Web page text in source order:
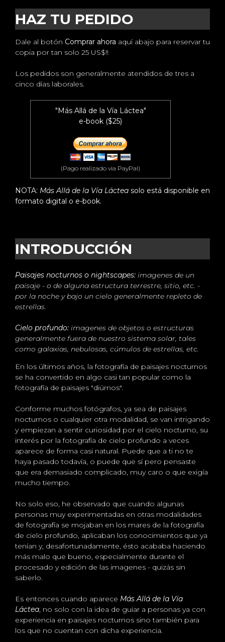
HAZ TU PEDIDO
Dale al botón Comprar ahora aquí abajo para reservar tu
copia por tan solo 25 US$!!
Los pedidos son generalmente atendidos de tres a
cinco días laborales.
"Más Allá de la Vía Láctea"
e-book ($25)
(Pago realizado via PayPal)
NOTA: Más Allá de la Vía Láctea solo está disponible en
formato digital o e-book.
INTRODUCCIÓN
Paisajes nocturnos o nightscapes: imagenes de un
paisaje - o de alguna estructura terrestre, sitio, etc. -
por la noche y bajo un cielo generalmente repleto de
estrellas.
Cielo profundo: imagenes de objetos o estructuras
generalmente fuera de nuestro sistema solar, tales
como galaxias, nebulosas, cúmulos de estrellas, etc.
En los últimos años, la fotografía de paisajes nocturnos
se ha convertido en algo casi tan popular como la
fotografía de paisajes "diúrnos".
Conforme muchos fotógrafos, ya sea de paisajes
nocturnos o cualquier otra modalidad, se van intrigando
y empiezan a sentir curiosidad por el cielo nocturno, su
interés por la fotografía de cielo profundo a veces
aparece de forma casi natural. Puede que a ti no te
haya pasado todavía, o puede que sí pero pensaste
que era demasiado complicado, muy caro o que exigía
mucho tiempo.
No solo eso, he observado que cuando algunas
personas muy experimentadas en otras modalidades
de fotografía se mojaban en los mares de la fotografía
de cielo profundo, aplicaban los conocimientos que ya
tenían y, desafortunadamente, ésto acababa haciendo
más malo que bueno, especialmente durante el
procesado y edición de las imagenes - quizás sin
saberlo.
Es entonces cuando aparece Más Allá de la Vía
Láctea, no solo con la idea de guiar a personas ya con
experiencia en paisajes nocturnos sino también para
los que no cuentan con dicha experiencia.